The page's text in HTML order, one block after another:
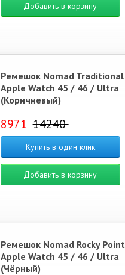
Добавить в корзину
Ремешок Nomad Traditional
Apple Watch 45 / 46 / Ultra
(Коричневый)
8971 14240
Купить в один клик
Добавить в корзину
Ремешок Nomad Rocky
Apple Watch 45 / 46 / Ultra
(Чёрный)